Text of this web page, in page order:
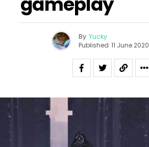
By Yucky
Published 11 June 2020